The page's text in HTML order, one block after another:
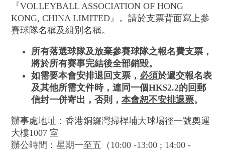
『VOLLEYBALL ASSOCIATION OF HONG
KONG, CHINA LIMITED』。請於支票背面寫上參
賽球隊名稱及組別名稱。
所有落選球隊及放棄參賽球隊之報名費支票，
將於所有賽事完結後全部銷毁。
如需要本會安排退回支票， 必須於遞交報名表
及其他所需文件時，連同一個HK$2.2的回郵
信封一併寄出，否則， 本會恕不安排退票。
辦事處地址：香港銅鑼灣掃桿埔大球場徑一號奧運
大樓1007 室
辦公時間：星期一至五（10:00 -13:00 ; 14:00 -